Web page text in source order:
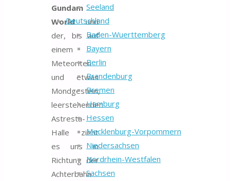
Seeland
Deutschland
Baden-Wuerttemberg
Bayern
Berlin
Brandenburg
Bremen
Hamburg
Hessen
Mecklenburg-Vorpommern
Niedersachsen
Nordrhein-Westfalen
Sachsen
Gundam
Worldund
der, bis auf
einem
Meteoriten
und etwas
Mondgestein,
leerstehenden
Astresta-
Halle zieht
es uns in
Richtung der
Achterbahn